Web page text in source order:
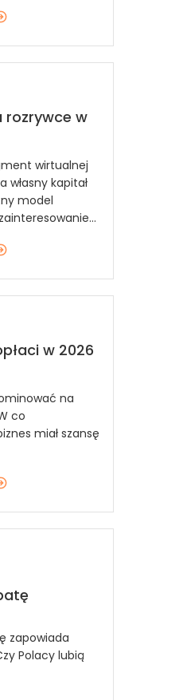
rozrywce w
wirtualnej
własny kapitał
model
w 2026
na
co
miał szansę
zapowiada
Polacy lubią